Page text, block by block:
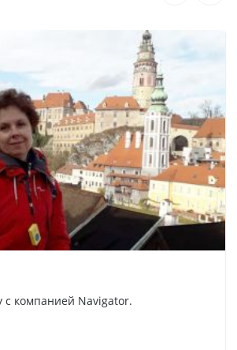
с компанией Navigator.